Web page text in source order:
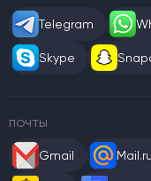
Telegram
Skype
ПОЧТЫ
Gmail Mail.ru